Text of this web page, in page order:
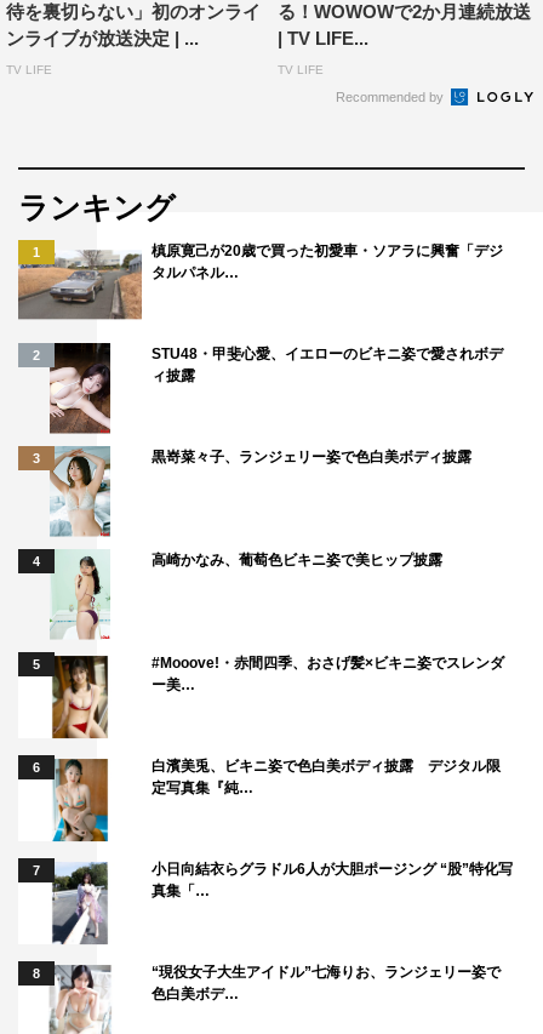
る、貴重なライブ映像だ。
12月に放送される第3弾は、1999年12月24日から31日に
かけてパシフィコ横浜で開催された「福山☆冬の大感謝祭
其の二 スコールしちゃって、もうヘブン〜フクヤマグナ
ム 六連発!!」から構成された「MAGNUM LIVE」。
現在はパシフィコ横浜の展示ホールで開催されている「福
山☆冬の大感謝祭」も、当時はまだ国立大ホールで行なわ
れていた。今ではおなじみのセンターステージとは違うス
テージセット、アレンジの違う楽曲も新鮮に映る。
2000年に放送されて以来、実に20年ぶりの放送となる今
作品で、20年たった今見てもまったく色あせることのない
福山の音楽に浸りながら、彼の進化を体感できるだろう。
さらに11月6日（金）には、『福山☆夏の大創業祭 2015
稲佐山』もWOWOWで放送される。2015年に福山が故郷
長崎、稲佐山で開催したライブの模様だ。詳細は番組サイ
トを参照。
＜番組情報＞
待を裏切らない」初のオンライ
ンライブが放送決定 | ...
TV LIFE
る！WOWOWで2か月連続放送
| TV LIFE...
TV LIFE
Recommended by
ランキング
1
槙原寛己が20歳で買った初愛車・ソアラに興奮「デジ
タルパネル…
2
STU48・甲斐心愛、イエローのビキニ姿で愛されボデ
ィ披露
3 黒嵜菜々子、ランジェリー姿で色白美ボディ披露
4 高崎かなみ、葡萄色ビキニ姿で美ヒップ披露
5
#Mooove!・赤間四季、おさげ髪×ビキニ姿でスレンダ
ー美…
6
白濱美兎、ビキニ姿で色白美ボディ披露 デジタル限
定写真集『純…
7
小日向結衣らグラドル6人が大胆ポージング “股”特化写
真集「…
8
“現役女子大生アイドル”七海りお、ランジェリー姿で
色白美ボデ…